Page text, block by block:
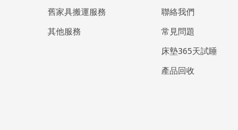
​舊家具搬運服務
其他服務
聯絡我們
常見問題
床墊365天試睡
產品回收